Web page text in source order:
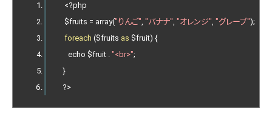
<?php
    $fruits
= array("りんご", "バナナ", "オレンジ", "グレープ");
foreach ($fruits as $fruit) {
      echo $fruit
. "<br>";
}
?>